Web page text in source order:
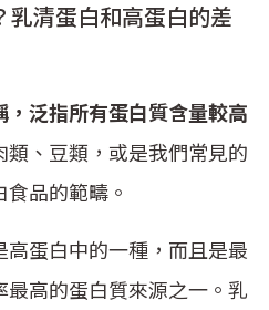
乳清蛋白和高蛋白的差
泛指所有蛋白質含量較高
類、豆類，或是我們常見的
品的範疇。
蛋白中的一種，而且是最
高的蛋白質來源之一。乳